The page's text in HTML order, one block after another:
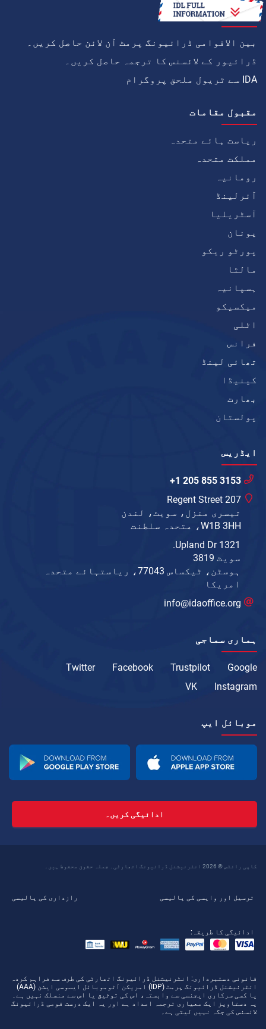
کیسے
بین الاقوامی ڈرائیونگ پرمٹ آن لائن حاصل کریں۔
ڈرائیور کے لائسنس کا ترجمہ حاصل کریں۔
IDA سے ٹریول ملحق پروگرام
مقبول مقامات
ریاست ہائے متحدہ
مملکت متحدہ
رومانیہ
آئرلینڈ
آسٹریلیا
یونان
پورٹو ریکو
مالٹا
ہسپانیہ
میکسیکو
اٹلی
فرانس
تھائی لینڈ
کینیڈا
بھارت
پولستان
ایڈریس
+1 205 855 3153
207 Regent Street
تیسری منزل، سویٹ، لندن
W1B 3HH، متحدہ سلطنت
1321 Upland Dr.
سویٹ 3819
ہوسٹن، ٹیکساس 77043، ریاستہائے متحدہ
امریکا
info@idaoffice.org
ہماری سماجی
Google
Trustpilot
Facebook
Twitter
Instagram
VK
موبائل ایپ
ادائیگی کریں۔
کاپی رائٹس © 2026 انٹرنیشنل ڈرائیونگ اتھارٹی۔ جملہ حقوق محفوظ ہیں۔
ترسیل اور واپسی کی پالیسی رازداری کی پالیسی
ادائیگی کا طریقہ:
قانونی دستبرداری: انٹرنیشنل ڈرائیونگ اتھارٹی کی طرف سے فراہم کردہ
انٹرنیشنل ڈرائیونگ پرمٹ (IDP) امریکن آٹوموبائل ایسوسی ایشن (AAA)
یا کسی سرکاری ایجنسی سے وابستہ، اس کی توثیق یا اس سے منسلک نہیں ہے۔
یہ دستاویز ایک معیاری ترجمہ امداد ہے اور یہ ایک درست قومی ڈرائیونگ
لائسنس کی جگہ نہیں لیتی ہے۔